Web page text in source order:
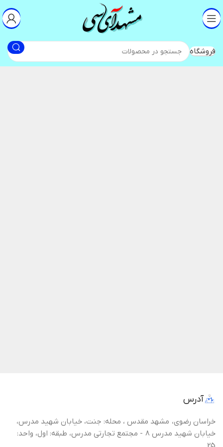
فروشگاه
آدرس
خراسان رضوی، مشهد مقدس ، محله: جنت، خیابان شهید مدرس،
خیابان شهید مدرس 8 - مجتمع تجارتی مدرس، طبقه: اول، واحد: